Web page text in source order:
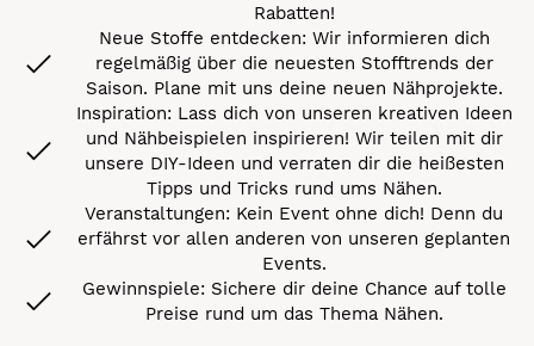
Rabatten!
Neue Stoffe entdecken: Wir informieren dich
regelmäßig über die neuesten Stofftrends der
Saison. Plane mit uns deine neuen Nähprojekte.
Inspiration: Lass dich von unseren kreativen Ideen
und Nähbeispielen inspirieren! Wir teilen mit dir
unsere DIY-Ideen und verraten dir die heißesten
Tipps und Tricks rund ums Nähen.
Veranstaltungen: Kein Event ohne dich! Denn du
erfährst vor allen anderen von unseren geplanten
Events.
Gewinnspiele: Sichere dir deine Chance auf tolle
Preise rund um das Thema Nähen.